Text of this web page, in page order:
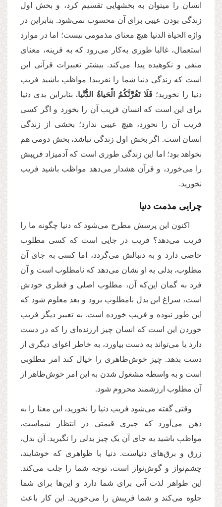
انسان را می­توان به بخش­هایی تقسیم کرد، و بخش اول
زندگی بودن عیبی برای آن محسوب نمی‌شود. بنابراین در
واژه الحیاة الدنیا هیچ معنای مذمومی نیست؛ اما در موارد
استعمال، غالبا طوری به‌کار می‌رود که به قرینه، معنای
منفی و نکوهیده پیدا می‌کند. بیشتر تعبیرات قرآنی این
است که زندگی دنیا شما را نفریبد! مواظب باشید فریب
دنیا را نخورید؛ فَلَا تَغُرَّنَّكُمُ الْحَیاةُ الدُّنْیا.بنابراین بدی‌ دنیا
برای این است که انسان فریب آن را بخورد و اگر کسی
فریب آن را نخورد، هیچ عیبی ندارد؛ بخشی از زندگی
انسان است. اگر بخش اول زندگی نباشد، بخش دومی هم
نخواهد بود؛ اما این زندگی طوری است که آدمیزاد فریبش
را می‌خورد، و قرآن هشدار می‌دهد مواظب باشید فریب
نخورید.
چرایی مذمت دنیا
اکنون این پرسش مطرح می‌شود که دنیا چگونه ما را
فریب می‌دهد؟ فریب در جایی است که کسی مطلوب
خاصی دارد و به دنبالش می‌گردد، اما کسی به جای آن
مطلوب، بدلی به او نشان می‌دهد که نامطلوب است و آن
فرد به گمان این‌که آن، مطلوب اصلی و فطری خودش
است، سراغ این بدل نامطلوب برود و بعد معلوم شود که
این طور نبوده و فریب خورده است. به تعبیر دیگر فریب
خوردن این است که انسان چیز ارزنده‌ای را که در دست
دارد یا می‌تواند به دست بیاورد، به خاطر اغوای دیگری از
دست بدهد. چیز خوش‌ظاهری را خیال کند امر مطلوبی
است و به واسطه مشغول شدن به این امر خوش‌ظاهر از
آن مطلوب ارزشمند محروم شود.
وقتی گفته می‌شود فریب دنیا را نخورید، این معنا را به
ذهن می‌آورد که چیزی قیمتی در انتظار شماست،
مواظب باشید به جای آن یک چیز بدلی را نگیرید. آن بدل،
زرق و برق‌های دنیاست. دنیا با ظواهری که خوشایند،
چشم‌نواز و گوش‌نواز است، توجه شما را جلب می‌کند.
این ظواهر لذت آنی برای شما دارد و این‌ها برای شما
جلوه می‌کند و شما فریبش را می‌خورید. این کار باعث